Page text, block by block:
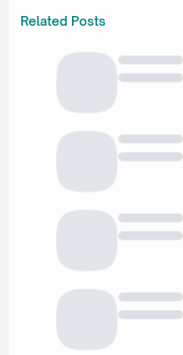
Related Posts